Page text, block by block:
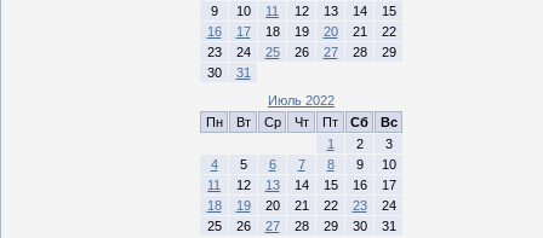
9
10 11 12 13 14
15
16
17 18 19 20 21
22
23
24 25 26 27 28
29
30
31
Июль 2022
Пн
Вт Ср Чт Пт Сб
Вс
1
2
3
4
5 6 7 8 9
10
11
12 13 14 15 16
17
18
19 20 21 22 23
24
25
26 27 28 29 30
31